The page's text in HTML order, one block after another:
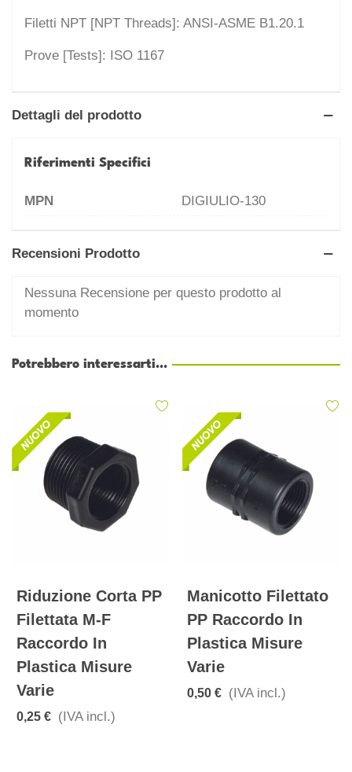
Filetti NPT [NPT Threads]: ANSI-ASME B1.20.1
Prove [Tests]: ISO 1167
Dettagli del prodotto
Riferimenti Specifici
MPN DIGIULIO-130
Recensioni Prodotto
Nessuna Recensione per questo prodotto al
momento
Potrebbero interessarti...
Riduzione Corta PP
Filettata M-F
Raccordo In
Plastica Misure
Varie
0,25 € (IVA incl.)
Manicotto Filettato
PP Raccordo In
Plastica Misure
Varie
0,50 € (IVA incl.)